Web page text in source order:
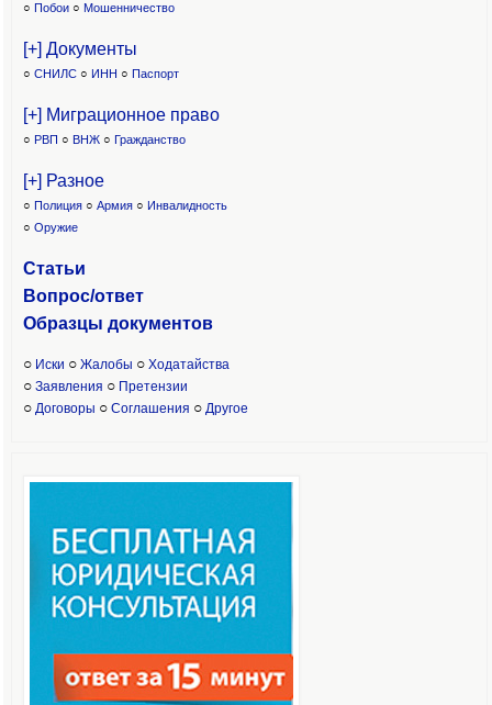
○ Побои ○ Мошенничество
[+] Документы
○ СНИЛС ○ ИНН ○ Паспорт
[+] Миграционное право
○ РВП ○ ВНЖ ○ Гражданство
[+] Разное
○ Полиция ○ Армия ○ Инвалидность
○ Оружие
Статьи
Вопрос/ответ
Образцы документов
○ Иски ○ Жалобы ○ Ходатайства
○ Заявления ○ Претензии
○ Договоры ○ Соглашения ○ Другое